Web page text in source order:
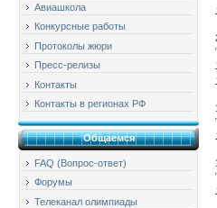
Авиашкола
Конкурсные работы
Протоколы жюри
Пресс-релизы
Контакты
Контакты в регионах РФ
Общаемся
FAQ (Вопрос-ответ)
Форумы
Телеканал олимпиады